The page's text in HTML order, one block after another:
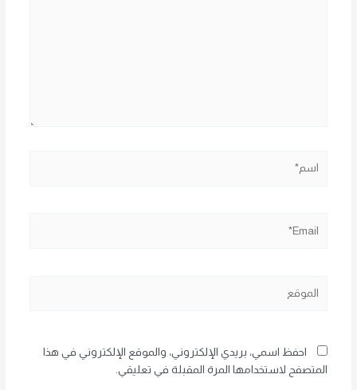
احفظ اسمي، بريدي الإلكتروني، والموقع الإلكتروني في هذا
المتصفح لاستخدامها المرة المقبلة في تعليقي.